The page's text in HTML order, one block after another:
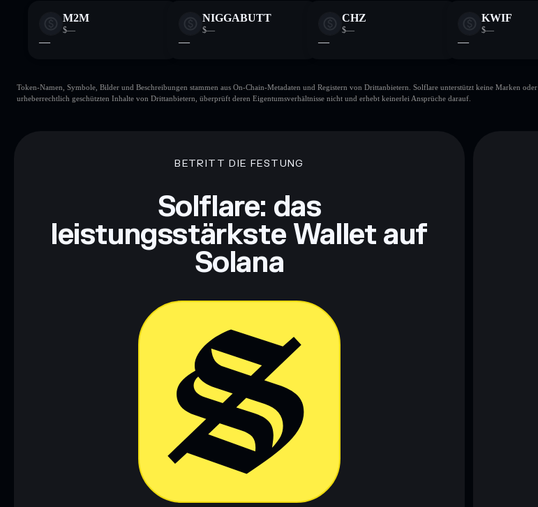
M2M
$—
—
NIGGABUTT
$—
—
CHZ
$—
—
KWIF
$—
—
Token-Namen, Symbole, Bilder und Beschreibungen stammen aus On-Chain-Metadaten und Registern von Drittanbietern. Solflare unterstützt keine Marken oder
urheberrechtlich geschützten Inhalte von Drittanbietern, überprüft deren Eigentumsverhältnisse nicht und erhebt keinerlei Ansprüche darauf.
BETRITT DIE FESTUNG
Solflare: das
leistungsstärkste Wallet auf
Solana